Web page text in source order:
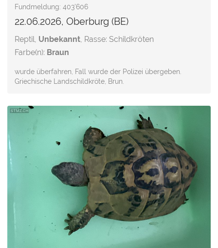
Fundmeldung: 403'606
22.06.2026, Oberburg (BE)
Reptil, Unbekannt, Rasse: Schildkröten
Farbe(n): Braun
wurde überfahren, Fall wurde der Polizei übergeben.
Griechische Landschildkröte, Brun.